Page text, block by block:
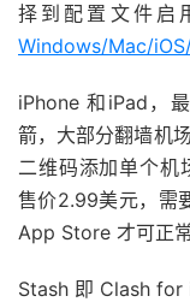
择到配置文件启
Windows/Mac/
iPhone 和iPad，
箭，大部分翻墙机
二维码添加单个机
售价2.99美元，需
App Store 才可正常
Stash 即 Clash for